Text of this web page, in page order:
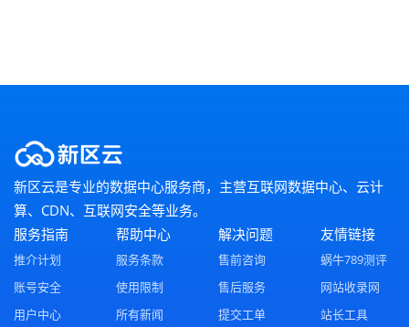
新区云是专业的数据中心服务商，主营互联网数据中心、云计
算、CDN、互联网安全等业务。
服务指南
推介计划
账号安全
用户中心
帮助中心
服务条款
使用限制
所有新闻
解决问题
售前咨询
售后服务
提交工单
友情链接
蜗牛789测评
网站收录网
站长工具